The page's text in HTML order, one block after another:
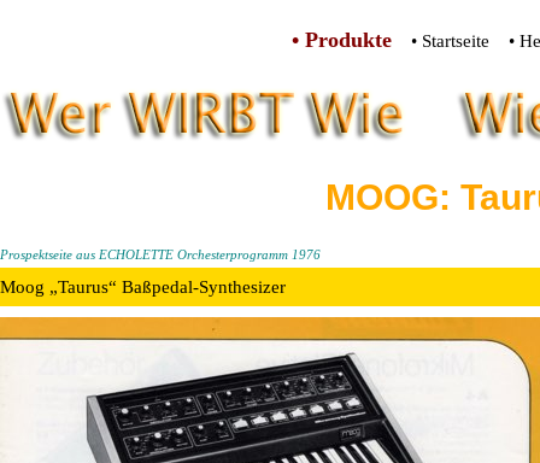
• Produkte • Startseite •
MOOG:
Prospektseite aus ECHOLETTE Orchesterprogramm 1976
Moog „Taurus“ Baßpedal-Synthesizer